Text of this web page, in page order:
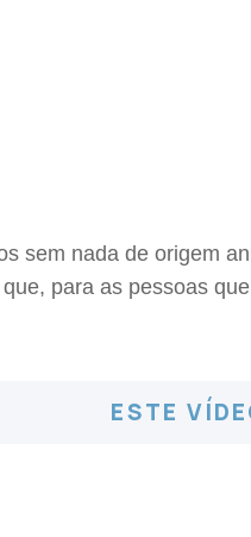
sem nada de origem
para as pessoas
ESTE